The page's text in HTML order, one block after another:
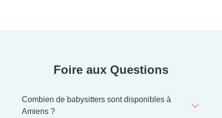
Foire aux Questions
Combien de babysitters sont disponibles à
Amiens ?